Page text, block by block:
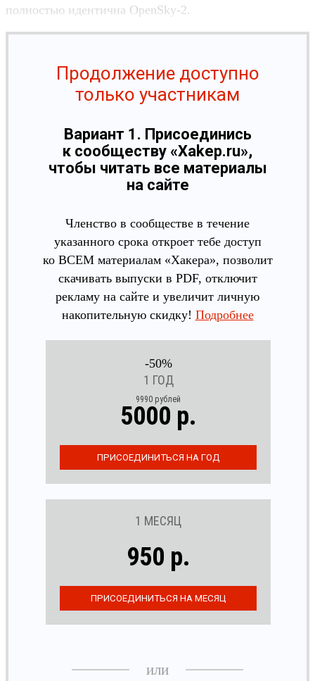
полностью идентична OpenSky-2.
Продолжение доступно
только участникам
Вариант 1. Присоединись
к сообществу «Xakep.ru»,
чтобы читать все материалы
на сайте
Членство в сообществе в течение
указанного срока откроет тебе доступ
ко ВСЕМ материалам «Хакера», позволит
скачивать выпуски в PDF, отключит
рекламу на сайте и увеличит личную
накопительную скидку! Подробнее
-50%
1 ГОД
9990 рублей
5000 р.
1 МЕСЯЦ
950 р.